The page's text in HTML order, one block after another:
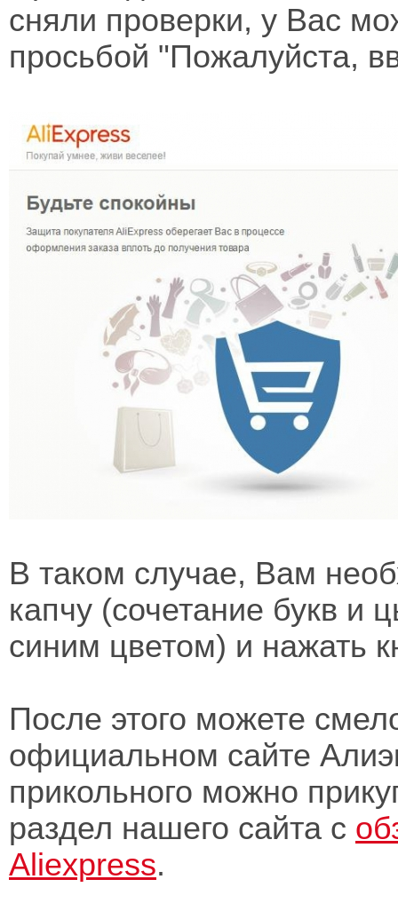
сняли проверки, у Вас
просьбой "Пожалуйста,
В таком случае, Вам
капчу (сочетание букв
синим цветом) и нажать
После этого можете
официальном сайте
прикольного можно
раздел нашего сайта с
Aliexpress.